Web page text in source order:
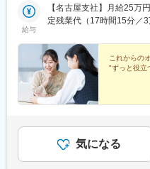
現在は全国で有料老人ホ
ており、2023年高齢者住
各法人、そしてスタッフ
る介護福祉事業を今後も
変更の範囲：会社の定める
給与
【名古屋支社】月給25万
定残業代（17時間15分／
は固定残業代（2万円～／
ルを考慮のうえ、当社規
支給します。
これからの
"ずっと役立
気になる